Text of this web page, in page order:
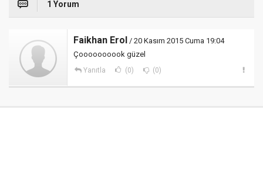
1 Yorum
Faikhan Erol / 20 Kasım 2015 Cuma 19:04
Çoooooooook güzel
Yanıtla (0) (0)